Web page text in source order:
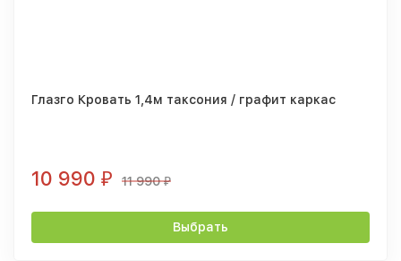
Глазго Кровать 1,4м таксония / графит каркас
10 990 ₽ 11 990₽
Выбрать